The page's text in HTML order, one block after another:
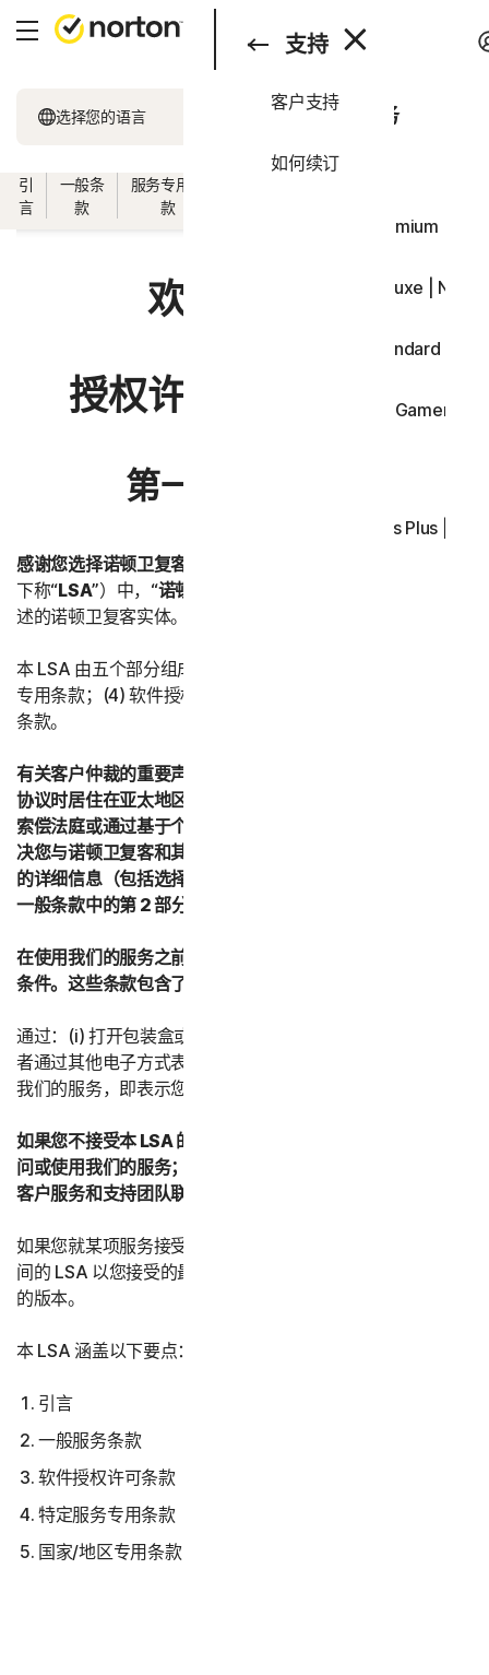
搜索
产品与服务
产品与服务
所有产品和服务
一体化套餐
Norton 360 Premium |
Norton 360 Deluxe |
Norton 360 Standard |
Norton 360 for Gamers |
Norton Antivirus Plus |
支持
客户支持
如何续订
选择您的语言
引
言
一般条
款
服务专用条
款
欢迎使用！
授权许可和服务协议
第一部分 - 引言
感谢您选择诺顿卫复客。
下称“LSA”）中，“诺顿卫复客
述的诺顿卫复客实体。
本 LSA 由五个部分组成：(1) 引言；(2) 一般条款；(3) 服务
专用条款；(4) 软件授权许可条款；以及 (5) 国家/地区专用
条款。
有关客户仲裁的重要声明 – 如果您在接受本授权许可和服务
协议时居住在亚太地区的任何国家/地区，则您同意通过小额
索偿法庭或通过基于个人的仲裁而不是正式的法律程序来解
决您与诺顿卫复客和其关联公司之间的所有争议。有关仲裁
的详细信息（包括选择退出仲裁的程序），请参阅第二部分 -
一般条款中的第 2 部分“争议；强制仲裁”。
在使用我们的服务之前，请仔细阅读本 LSA 中的所有条款和
条件。这些条款包含了有关您的权利和义务的重要信息。
通过：(i) 打开包装盒或撕掉封签；或者 (ii) 单击“我同意”或
者通过其他电子方式表示同意；或者 (iii) 加载、访问或使用
我们的服务，即表示您接受本 LSA 的条款和条件。
如果您不接受本 LSA 的条款和条件：(i) 请勿下载、安装、访
问或使用我们的服务；并且 (iii) 与您的提供商或诺顿卫复客
客户服务和支持团队联系。
如果您就某项服务接受了本 LSA 的多个版本，则您与我们之
间的 LSA 以您接受的最新版本为准，并取代并替换所有先前
的版本。
本 LSA 涵盖以下要点：
引言
一般服务条款
软件授权许可条款
特定服务专用条款
国家/地区专用条款